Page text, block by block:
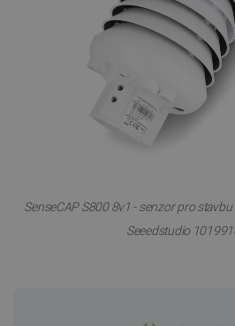
SenseCAP S800 8v1 - senzor pro
Seeedstudio